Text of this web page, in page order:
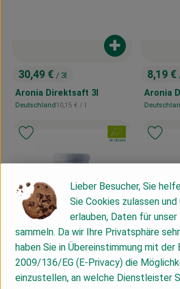
, Preis:
30,49 € / 3l
Aronia Direktsaft 3l
, Herkunft:
Deutschland , Referenzpreis:
10,15 € / l
Produkt zum
, Preis:
8,19 €
Aronia
, Herkunft:
, Verband:
, Kontrollstelle:
DE-ÖKO-006
Produkt zu Favouriten hinzufügen
Lieber Besucher, Sie
Sie Cookies zulassen
erlauben, Daten für
sammeln. Da wir Ihre Privatsphäre
haben Sie in Übereinstimmung mit der
2009/136/EG (E-Privacy) die
einzustellen, an welche Dienstleister